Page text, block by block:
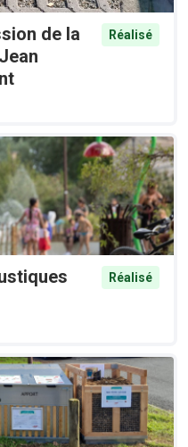
de la
Réalisé
Réalisé